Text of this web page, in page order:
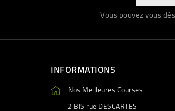
Vous pouvez vous
INFORMATIONS
Nos Meilleures Courses
2 BIS rue DESCARTES